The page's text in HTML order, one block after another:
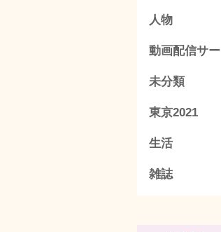
人物
動画配信サ
未分類
東京2021
生活
雑誌